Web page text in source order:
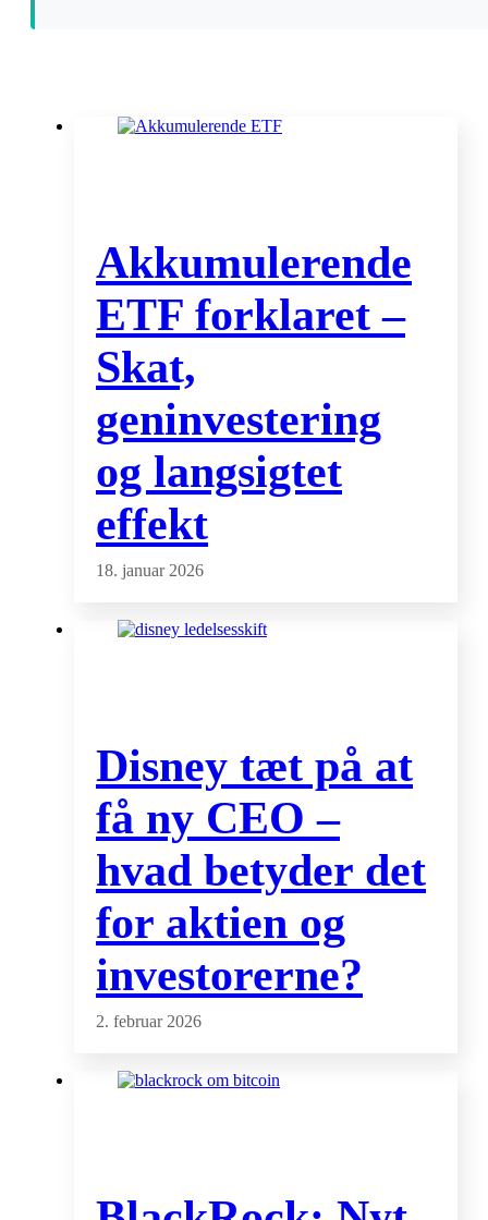
Akkumulerende
ETF forklaret –
Skat,
geninvestering
og langsigtet
effekt
18. januar 2026
Disney tæt på at
få ny CEO –
hvad betyder det
for aktien og
investorerne?
2. februar 2026